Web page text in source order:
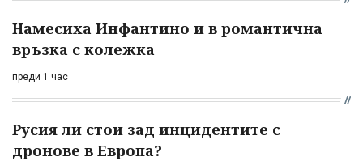
Намесиха Инфантино и в романтична
връзка с колежка
преди 1 час
Русия ли стои зад инцидентите с
дронове в Европа?